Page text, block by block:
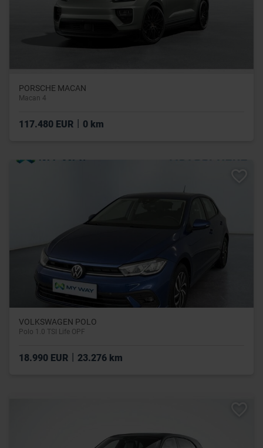
PORSCHE MACAN
Macan 4
117.480 EUR 0 km
VOLKSWAGEN POLO
Polo 1.0 TSI Life OPF
18.990 EUR | 23.276 km